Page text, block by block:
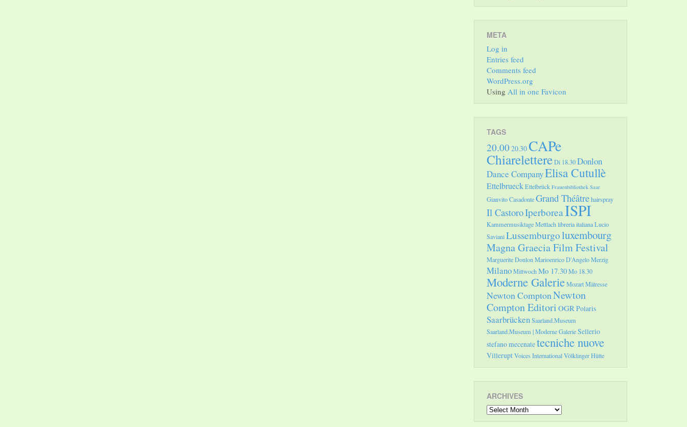
META
Log in
Entries feed
Comments feed
WordPress.org
Using All in one Favicon
TAGS
20.00 20.30CAPe
ChiarelettereDi 18.30Donlon
Dance CompanyElisa Cutullè
EttelbrueckEttelbrück Frauenbibliothek Saar
Gianvito CasadonteGrand Théâtrehairspray
Il CastoroIperboreaISPI
Kammermusiktage Mettlachlibreria italianaLucio
SavianiLussemburgoluxembourg
Magna Graecia Film Festival
Marguerite DonlonMarioenrico D'AngeloMerzig
MilanoMittwochMo 17.30Mo 18.30
Moderne GalerieMozartMätresse
Newton ComptonNewton
Compton Editori OGRPolaris
SaarbrückenSaarland.Museum
Saarland.Museum | Moderne GalerieSellerio
stefano mecenatetecniche nuove
VilleruptVoices InternationalVölklinger Hütte
ARCHIVES
Archives